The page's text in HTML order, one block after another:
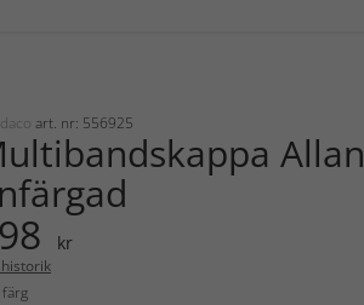
art. nr: 556925
Allan
kr